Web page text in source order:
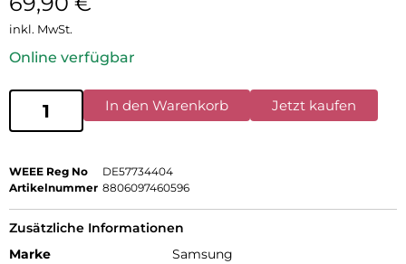
inkl. MwSt.
Online verfügbar
In den Warenkorb Jetzt kaufen
WEEE Reg No
DE57734404
Artikelnummer 8806097460596
Zusätzliche Informationen
Marke
Samsung